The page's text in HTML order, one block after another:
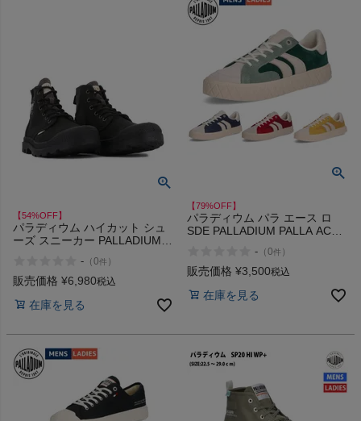
【54%OFF】
パラディウム ハイカット シュ
ーズ スニーカー PALLADIUM
- （0件 ）
販売価格 ¥6,980税込
在庫を見る
【79%OFF】
パラディウム パラ エース ロ
SDE PALLADIUM PALLA ACE
- （0件 ）
販売価格 ¥3,500税込
在庫を見る